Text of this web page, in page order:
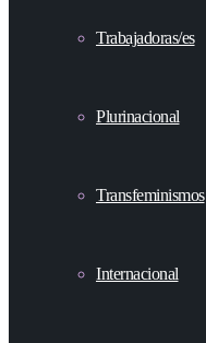
Trabajadoras/es
Plurinacional
Transfeminismos
Internacional